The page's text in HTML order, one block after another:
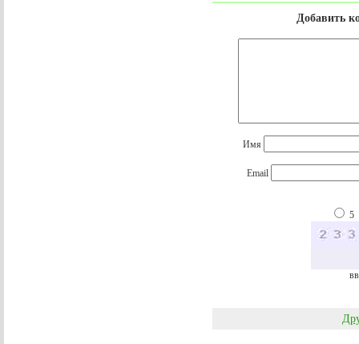
Добавить
Имя
Email
5